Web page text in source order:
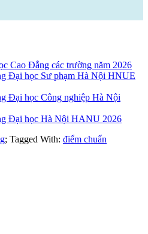
Cao Đẳng các trường năm 2026
Đại học Sư phạm Hà Nội HNUE
Đại học Công nghiệp Hà Nội
Đại học Hà Nội HANU 2026
; Tagged With: điểm chuẩn